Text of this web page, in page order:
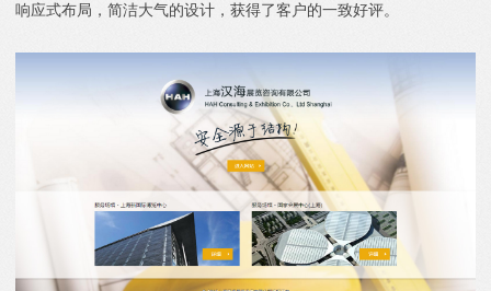
响应式布局，简洁大气的设计，获得了客户的一致好评。